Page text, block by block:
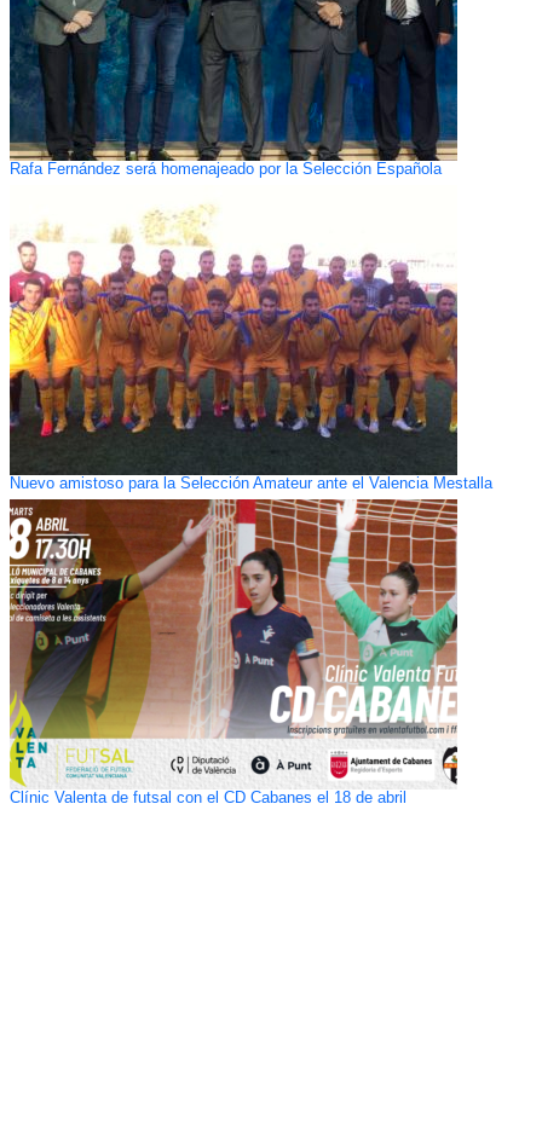
Rafa Fernández será homenajeado por la Selección Española
Nuevo amistoso para la Selección Amateur ante el Valencia Mestalla
Clínic Valenta de futsal con el CD Cabanes el 18 de abril